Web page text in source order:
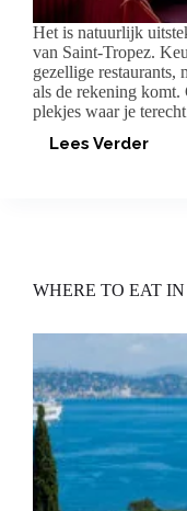
Het is natuurlijk
van Saint-Tropez.
gezellige restaurants,
als de rekening
plekjes waar je
Lees Verder
WHERE TO EAT